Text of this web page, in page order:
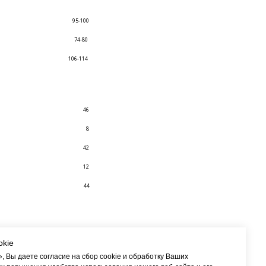
95-100
74-80
106-114
46
8
42
12
44
даете согласие на сбор cookie и обработку Ваших